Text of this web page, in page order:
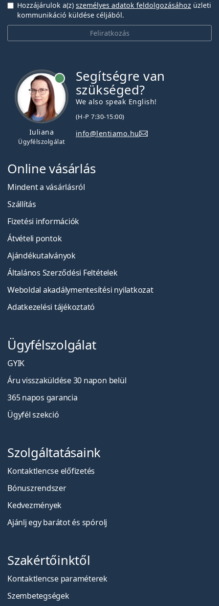
Feliratkozás
Hozzájárulok a(z) személyes adatok feldolgozásához üzleti
kommunikáció küldése céljából.
Iuliana
Ügyfélszolgálat
Segítségre van
szükséged?
We also speak English!
(H-P 7:30-15:00)
info@lentiamo.hu
Online vásárlás
Mindent a vásárlásról
Szállítás
Fizetési információk
Átvételi pontok
Ajándékutalványok
Általános Szerződési Feltételek
Weboldal akadálymentesítési nyilatkozat
Adatkezelési tájékoztató
Ügyfélszolgálat
GYIK
Áru visszaküldése 30 napon belül
365 napos garancia
Ügyfél szekció
Szolgáltatásaink
Kontaktlencse előfizetés
Bónuszrendszer
Kedvezmények
Ajánlj egy barátot és spórolj
Szakértőinktől
Kontaktlencse paraméterek
Szembetegségek